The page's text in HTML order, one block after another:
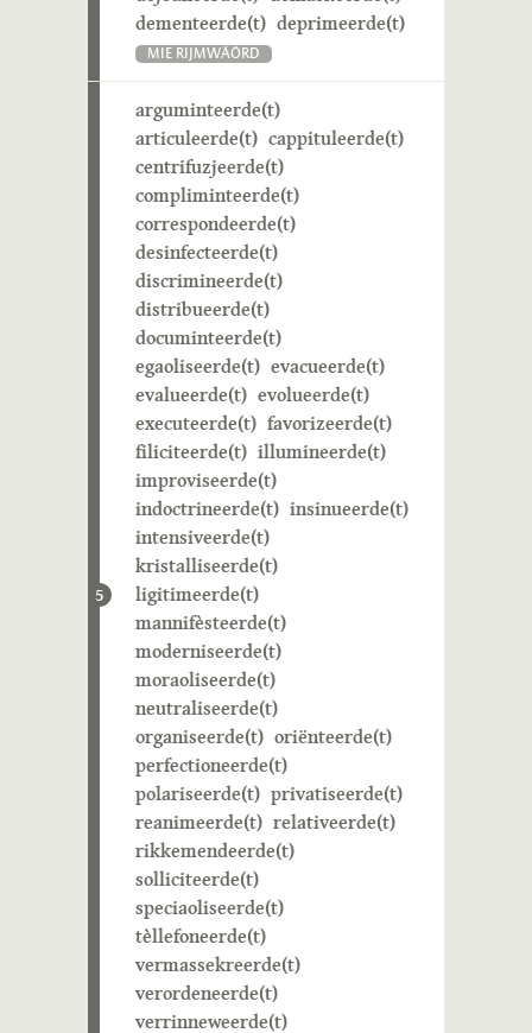
dementeerde(t) deprimeerde(t)
MIE RIJMWÄÖRD
5
arguminteerde(t)
articuleerde(t) cappituleerde(t)
centrifuzjeerde(t)
compliminteerde(t)
correspondeerde(t)
desinfecteerde(t)
discrimineerde(t)
distribueerde(t)
documinteerde(t)
egaoliseerde(t) evacueerde(t)
evalueerde(t) evolueerde(t)
executeerde(t) favorizeerde(t)
filiciteerde(t) illumineerde(t)
improviseerde(t)
indoctrineerde(t) insinueerde(t)
intensiveerde(t)
kristalliseerde(t)
ligitimeerde(t)
mannifèsteerde(t)
moderniseerde(t)
moraoliseerde(t)
neutraliseerde(t)
organiseerde(t) oriënteerde(t)
perfectioneerde(t)
polariseerde(t) privatiseerde(t)
reanimeerde(t) relativeerde(t)
rikkemendeerde(t)
solliciteerde(t)
speciaoliseerde(t)
tèllefoneerde(t)
vermassekreerde(t)
verordeneerde(t)
verrinneweerde(t)